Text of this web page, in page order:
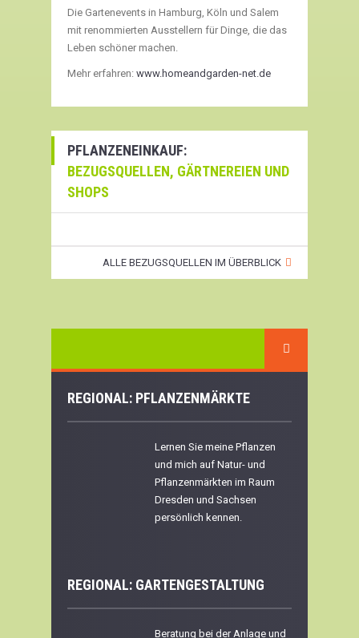
Die Gartenevents in Hamburg, Köln und Salem
mit renommierten Ausstellern für Dinge, die das
Leben schöner machen.
Mehr erfahren: www.homeandgarden-net.de
PFLANZENEINKAUF:
BEZUGSQUELLEN, GÄRTNEREIEN UND
SHOPS
ALLE BEZUGSQUELLEN IM ÜBERBLICK
REGIONAL: PFLANZENMÄRKTE
Lernen Sie meine Pflanzen
und mich auf Natur- und
Pflanzenmärkten im Raum
Dresden und Sachsen
persönlich kennen.
REGIONAL: GARTENGESTALTUNG
Beratung bei der Anlage und